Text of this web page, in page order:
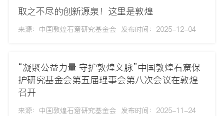
取之不尽的创新源泉！这里是敦煌
来源：中国敦煌石窟研究基金会 发布时间：2025-12-04
“凝聚公益力量 守护敦煌文脉”中国敦煌石窟保
护研究基金会第五届理事会第八次会议在敦煌
召开
来源：中国敦煌石窟研究基金会 发布时间：2025-11-24